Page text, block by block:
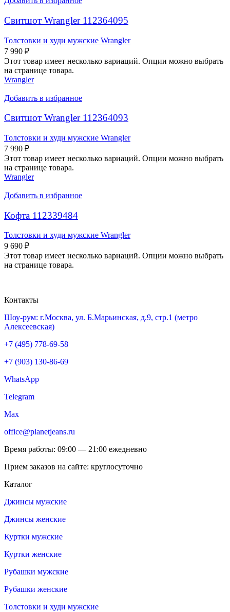
Свитшот Wrangler 112364095
Толстовки и худи мужские Wrangler
7 990 ₽
Этот товар имеет несколько вариаций. Опции можно выбрать
на странице товара.
Wrangler
Добавить в избранное
Свитшот Wrangler 112364093
Толстовки и худи мужские Wrangler
7 990 ₽
Этот товар имеет несколько вариаций. Опции можно выбрать
на странице товара.
Wrangler
Добавить в избранное
Кофта 112339484
Толстовки и худи мужские Wrangler
9 690 ₽
Этот товар имеет несколько вариаций. Опции можно выбрать
на странице товара.
Контакты
Шоу-рум: г.Москва, ул. Б.Марьинская, д.9, стр.1 (метро
Алексеевская)
+7 (495) 778-69-58
+7 (903) 130-86-69
WhatsApp
Telegram
Max
office@planetjeans.ru
Время работы: 09:00 — 21:00 ежедневно
Прием заказов на сайте: круглосуточно
Каталог
Джинсы мужские
Джинсы женские
Куртки мужские
Куртки женские
Рубашки мужские
Рубашки женские
Толстовки и худи мужские